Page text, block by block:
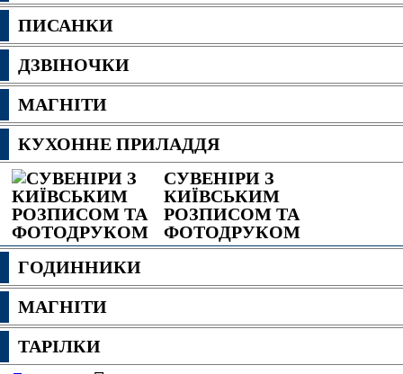
ПИСАНКИ
ДЗВІНОЧКИ
МАГНІТИ
КУХОННЕ ПРИЛАДДЯ
СУВЕНІРИ З
КИЇВСЬКИМ
РОЗПИСОМ ТА
ФОТОДРУКОМ
ГОДИННИКИ
МАГНІТИ
ТАРІЛКИ